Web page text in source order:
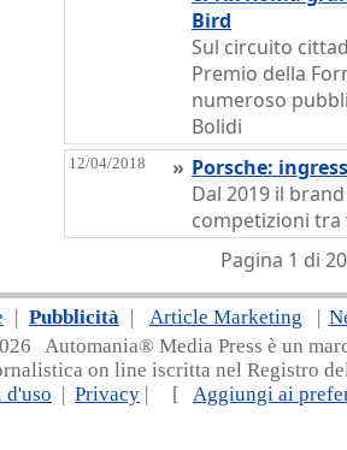
Bird
Sul circuito
Premio della
numeroso
Bolidi
12/04/2018 » Porsche:
Dal 2019 il
competizioni
Pagina 1 di
| Pubblicità | Article Marketing |
26 Automania® Media Press è un
on line iscritta nel Registro
| Privacy | [ Aggiungi ai